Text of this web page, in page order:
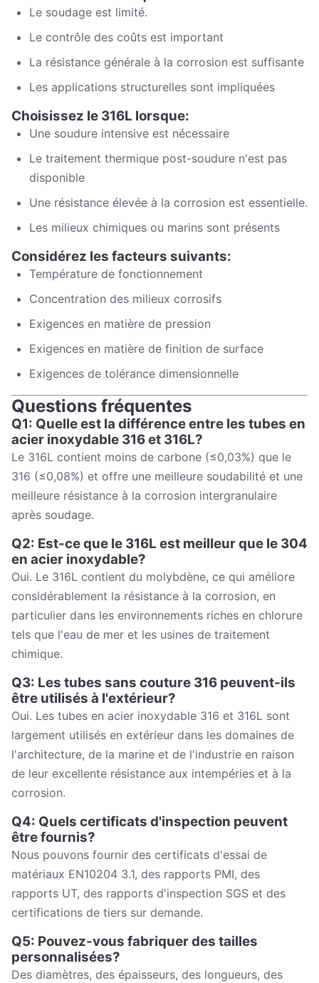
Le soudage est limité.
Le contrôle des coûts est important
La résistance générale à la corrosion est suffisante
Les applications structurelles sont impliquées
Choisissez le 316L lorsque:
Une soudure intensive est nécessaire
Le traitement thermique post-soudure n'est pas
disponible
Une résistance élevée à la corrosion est essentielle.
Les milieux chimiques ou marins sont présents
Considérez les facteurs suivants:
Température de fonctionnement
Concentration des milieux corrosifs
Exigences en matière de pression
Exigences en matière de finition de surface
Exigences de tolérance dimensionnelle
Questions fréquentes
Q1: Quelle est la différence entre les tubes en
acier inoxydable 316 et 316L?
Le 316L contient moins de carbone (≤0,03%) que le
316 (≤0,08%) et offre une meilleure soudabilité et une
meilleure résistance à la corrosion intergranulaire
après soudage.
Q2: Est-ce que le 316L est meilleur que le 304
en acier inoxydable?
Oui. Le 316L contient du molybdène, ce qui améliore
considérablement la résistance à la corrosion, en
particulier dans les environnements riches en chlorure
tels que l'eau de mer et les usines de traitement
chimique.
Q3: Les tubes sans couture 316 peuvent-ils
être utilisés à l'extérieur?
Oui. Les tubes en acier inoxydable 316 et 316L sont
largement utilisés en extérieur dans les domaines de
l'architecture, de la marine et de l'industrie en raison
de leur excellente résistance aux intempéries et à la
corrosion.
Q4: Quels certificats d'inspection peuvent
être fournis?
Nous pouvons fournir des certificats d'essai de
matériaux EN10204 3.1, des rapports PMI, des
rapports UT, des rapports d'inspection SGS et des
certifications de tiers sur demande.
Q5: Pouvez-vous fabriquer des tailles
personnalisées?
Des diamètres, des épaisseurs, des longueurs, des